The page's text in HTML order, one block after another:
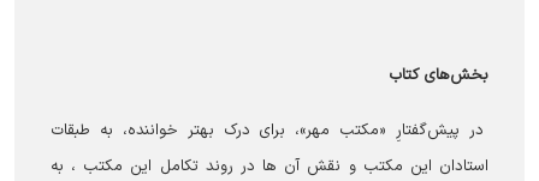
بخش‌های کتاب
در پیش‌گفتارِ «مکتب مهر»، برای درک بهتر خواننده، به طبقات
استادان این مکتب و نقش آن ها در روند تکامل این مکتب ، به